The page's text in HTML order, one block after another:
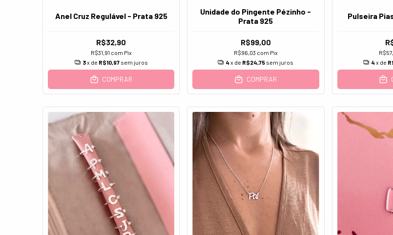
Anel Cruz Regulável - Prata 925
R$32,90
R$31,91 com Pix
3x de R$10,97 sem juros
COMPRAR
Unidade do Pingente Pézinho -
Prata 925
R$99,00
R$96,03 com Pix
4 x de R$24,75 sem juros
COMPRAR
Pulseira
4 x de